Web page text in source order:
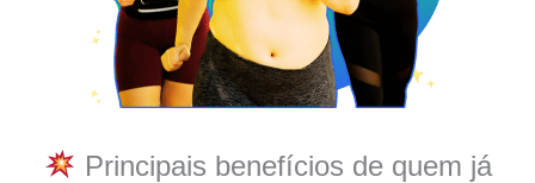
Principais benefícios de quem já